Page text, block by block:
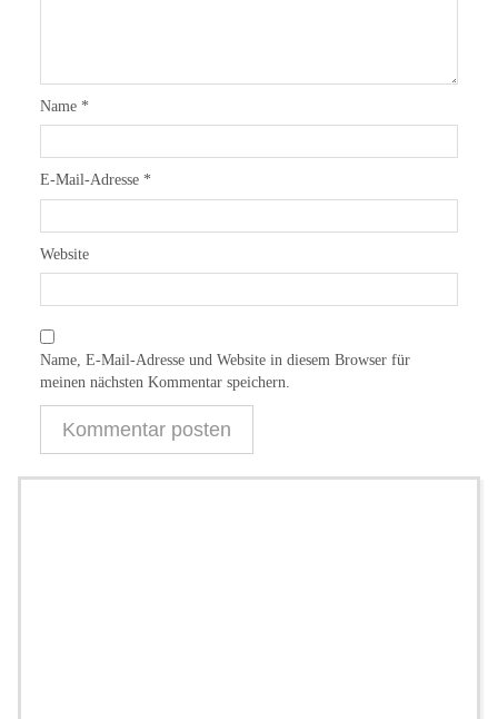
Name *
E-Mail-Adresse *
Website
Name, E-Mail-Adresse und Website in diesem Browser für
meinen nächsten Kommentar speichern.